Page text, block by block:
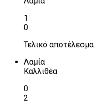
1
0
Τελικό αποτέλεσμα
Λαμία
Καλλιθέα
0
2